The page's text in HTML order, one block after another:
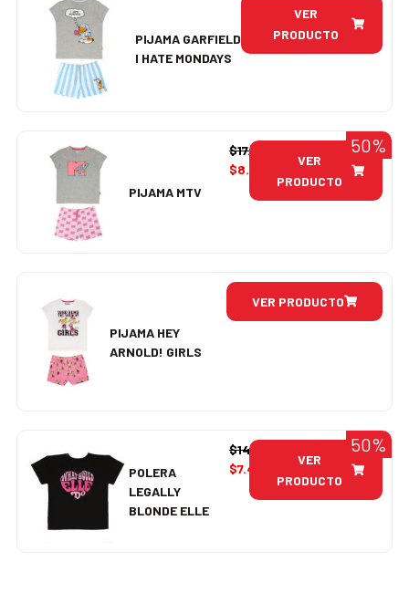
PIJAMA GARFIELD
I HATE MONDAYS
VER
PRODUCTO
50%
PIJAMA MTV
$17.990
$8.995
VER
PRODUCTO
PIJAMA HEY
ARNOLD! GIRLS
VER PRODUCTO
50%
POLERA
LEGALLY
BLONDE ELLE
$14.990
$7.495
VER
PRODUCTO